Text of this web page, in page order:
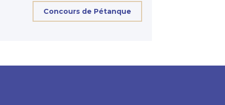
Concours de Pétanque